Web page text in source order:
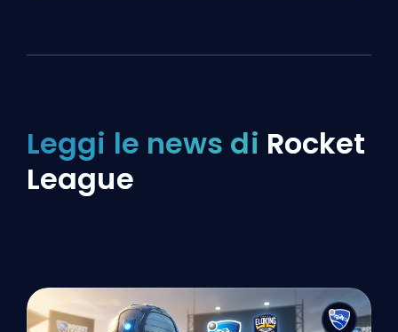
Leggi le news di Rocket
League